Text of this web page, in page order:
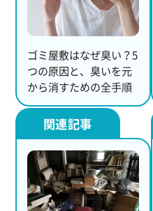
ゴミ屋敷はなぜ臭い？5
つの原因と、臭いを元
から消すための全手順